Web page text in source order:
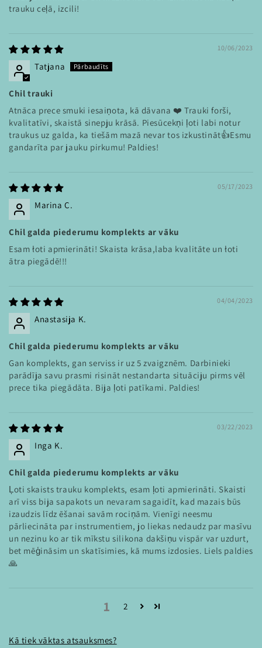
trauku ceļā, izcili!
10/06/2023
Tatjana
Chil trauki
Atnāca prece smuki iesaiņota, kā dāvana ❤️ Trauki forši,
kvalitatīvi, skaistā sinepju krāsā. Piesūcekņi ļoti labi notur
traukus uz galda, ka tiešām mazā nevar tos izkustināt👍Esmu
gandarīta par jauku pirkumu! Paldies!
05/17/2023
Marina C.
Chil galda piederumu komplekts ar vāku
Esam łoti apmierināti! Skaista krāsa,laba kvalitāte un łoti
ātra piegādē!!!
04/04/2023
Anastasija K.
Chil galda piederumu komplekts ar vāku
Gan komplekts, gan serviss ir uz 5 zvaigznēm. Darbinieki
parādīja savu prasmi risināt nestandarta situāciju pirms vēl
prece tika piegādāta. Bija ļoti patīkami. Paldies!
03/22/2023
Inga K.
Chil galda piederumu komplekts ar vāku
Ļoti skaists trauku komplekts, esam ļoti apmierināti. Skaisti
arī viss bija sapakots un nevaram sagaidīt, kad mazais būs
izaudzis līdz ēšanai savām rociņām. Vienīgi neesmu
pārliecināta par instrumentiem, jo liekas nedaudz par masīvu
un nezinu ko ar tik mīkstu silikona dakšiņu vispār var uzdurt,
bet mēģināsim un skatīsimies, kā mums izdosies. Liels paldies
🙏
1 2
Kā tiek vāktas atsauksmes?